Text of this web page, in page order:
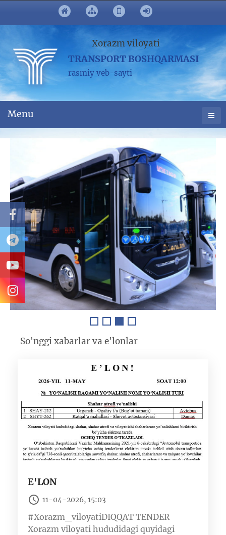
Xorazm viloyati
TRANSPORT BOSHQARMASI
rasmiy veb-sayti
Menu
So'nggi xabarlar va e'lonlar
E'LON
11-04-2026, 15:03
#Xorazm_viloyatiDIQQAT TENDER
Xorazm viloyati hududidagi quyidagi